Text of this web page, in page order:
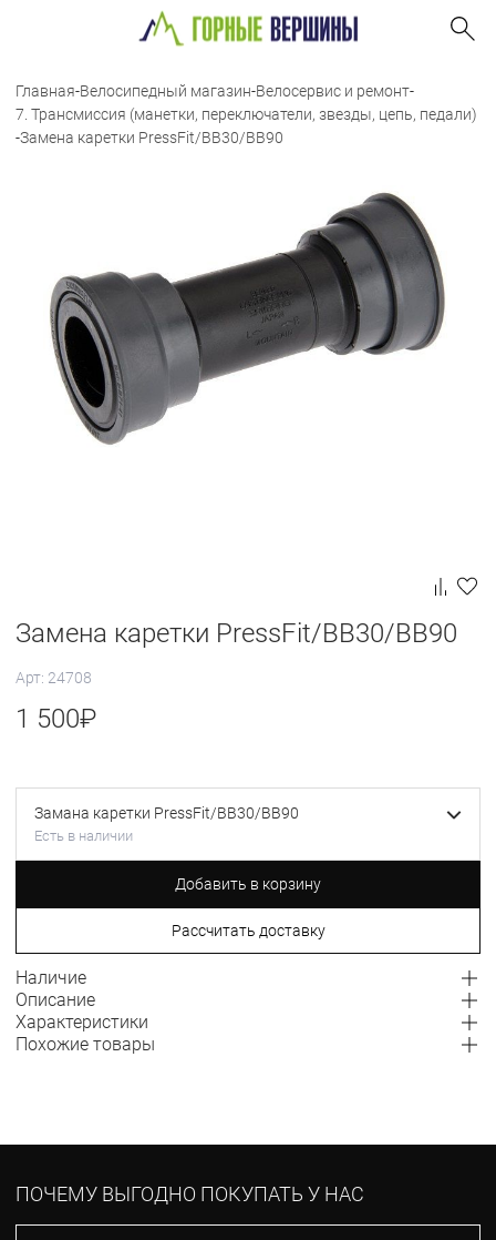
Главная-Велосипедный магазин-Велосервис и ремонт-
7. Трансмиссия (манетки, переключатели, звезды, цепь, педали)
-Замена каретки PressFit/BB30/BB90
Замена каретки PressFit/BB30/BB90
Арт: 24708
1 500₽
Замана каретки PressFit/BB30/BB90
Есть в наличии
Добавить в корзину
Рассчитать доставку
Наличие
Описание
Характеристики
Похожие товары
ПОЧЕМУ ВЫГОДНО ПОКУПАТЬ У НАС